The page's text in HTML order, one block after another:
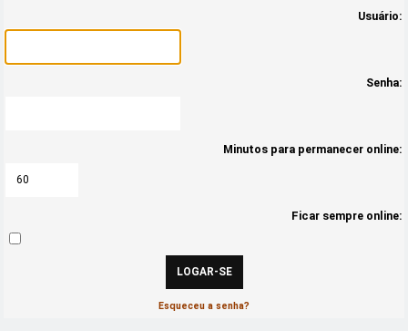
Usuário:
Senha:
Minutos para permanecer online:
Ficar sempre online:
Esqueceu a senha?